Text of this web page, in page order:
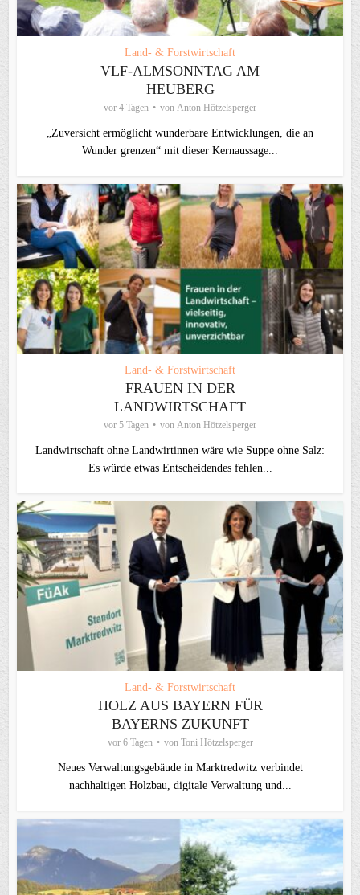
Land- & Forstwirtschaft
VLF-ALMSONNTAG AM
HEUBERG
vor 4 Tagen von Anton Hötzelsperger
„Zuversicht ermöglicht wunderbare Entwicklungen, die an
Wunder grenzen“ mit dieser Kernaussage...
Land- & Forstwirtschaft
FRAUEN IN DER
LANDWIRTSCHAFT
vor 5 Tagen von Anton Hötzelsperger
Landwirtschaft ohne Landwirtinnen wäre wie Suppe ohne Salz:
Es würde etwas Entscheidendes fehlen...
Land- & Forstwirtschaft
HOLZ AUS BAYERN FÜR
BAYERNS ZUKUNFT
vor 6 Tagen von Toni Hötzelsperger
Neues Verwaltungsgebäude in Marktredwitz verbindet
nachhaltigen Holzbau, digitale Verwaltung und...